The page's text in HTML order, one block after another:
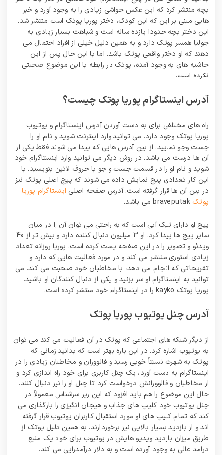
بچه منتشر کرد که این عکس حواشی زیادی را به وجود آورد و خبر
هایی مبنی بر این که این کودک، دختر پوریا پوتک است منتشر شد.
این دختر بچه حدودا یازده ساله است و شباهت بسیار زیادی به
جولیا همسر پوتک دارد و به همین دلیل خیلی از افراد احتمال می
دهند که او دختر واقعی پوتک باشد. اما با این حال پس از این
حاشیه های به وجود آمده، پوتک در رابطه با این موضوع صحبتی
نکرده است.
آدرس اینستاگرام پوریا پوتک چیست؟
راه های مختلفی برای به دست آوردن آدرس اینستاگرام و یوتیوب
پوریا پوتک وجود دارد. می توانید وارد اینترنت شوید و نام او را
جست وجو نمایید. از بین آدرس هایی که پیدا می شوند فقط یکی از
آن ها درست می باشد. در روش دیگر می توانید وارد اینستاگرام خود
شوید و نام او را در قسمت جست و جو با حروف لاتین بنویسید. با
این کار تعدادی پیج نمایش داده می شوند که پیج اصلی پوتک نیز
در بین آن ها قرار گرفته است. آدرس صفحه اصلی اینستاگرام پوریا
پوتک braveputak می باشد.
پیج او دارای تیک آبی است که به راحتی می توان آن را در میان
سایر پیج ها پیدا کرد. او 3 میلیون دنبال کننده دارد و بیش تر از 40
ویدئو و تصویر را در این صفحه پست کرده است. پوریا روزانه تعداد
زیادی استوری منتشر می کند و در مورد فعالیت هایی که دارد و
تفریحاتی که انجام می دهد، با مخاطبان خود صحبت می کند. می
توانید به اینستاگرام او سر بزنید و یکی از دنبال کنندگان او باشید.
پوریا پوتک kayko را در اینستاگرام خود منتشر کرده است.
آدرس چنل یوتیوب پوریا پوتک
از دیگر شبکه های اجتماعی که پوتک در آن فعالیت می‌ کند می‌ توان
به یوتیوب اشاره کرد. در این باره بهتر است که بدانید زمانی که
پوتک به شهرت نسبتاً خوبی رسید و فالووران و مخاطبان زیادی را در
اینستاگرام به دست آورد، یک چنل کاربری برای خود راه اندازی کرد و
از مخاطبان و فالوورانش درخواست کرد تا چنل او را نیز دنبال کنند.
حال این موضوع را هم باید افزود که این رپر سرشناس معمولاً در
چنل یوتیوب خود کلیپ های جذاب و هیجان‌ انگیزی را بارگذاری می‌
کند که تمام کلیپ های او مورد استقبال کاربران یوتیوب قرار گرفته
اند و از بازدید بسیار بالایی نیز برخوردارند. به همین دلیل پوتک از
طریق میزان بازدید ویدیو هایش در یوتیوب برای خود یک منبع
درامد عالی به وجود آورده است و به دلار درآمدزایی می کند.